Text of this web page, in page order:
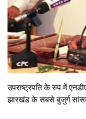
उपराष्ट्रपति के रुप में
झारखंड के सबसे बुजुर्ग